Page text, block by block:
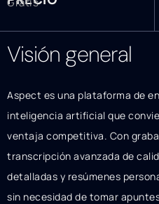
Visión general
Aspect es una plataforma de
inteligencia artificial que
ventaja competitiva. Con
transcripción avanzada de
detalladas y resúmenes
sin necesidad de tomar